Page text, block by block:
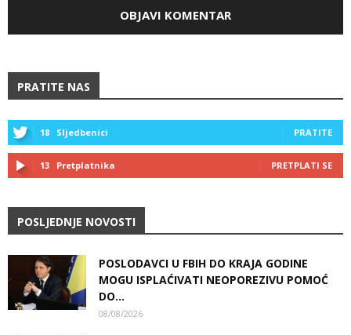
PRATITE NAS
18 Sljedbenici PRATITE
13 Pretplatnika PRETPLATI SE
POSLJEDNJE NOVOSTI
POSLODAVCI U FBIH DO KRAJA GODINE
MOGU ISPLAĆIVATI NEOPOREZIVU POMOĆ
DO...
08/08/2026